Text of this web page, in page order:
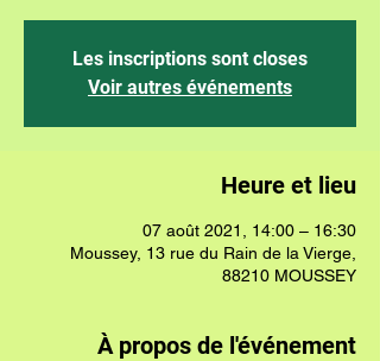
Les inscriptions sont closes
Voir autres événements
Heure et lieu
07 août 2021, 14:00 – 16:30
Moussey, 13 rue du Rain de la Vierge,
88210 MOUSSEY
À propos de l'événement